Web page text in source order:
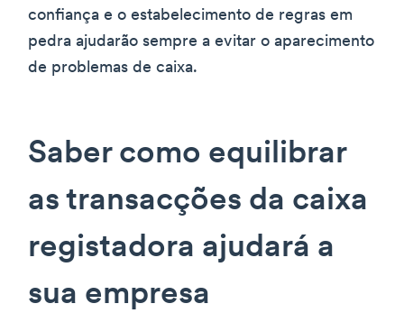
confiança e o estabelecimento de regras em
pedra ajudarão sempre a evitar o aparecimento
de problemas de caixa.
Saber como equilibrar
as transacções da caixa
registadora ajudará a
sua empresa